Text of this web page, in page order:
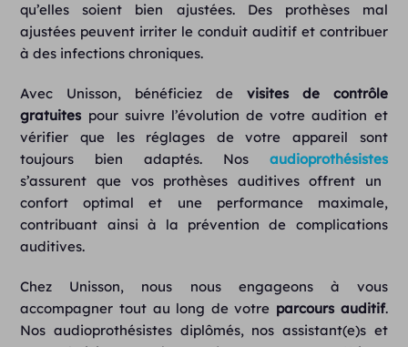
qu’elles soient bien ajustées. Des prothèses mal
ajustées peuvent irriter le conduit auditif et contribuer
à des infections chroniques.
Avec Unisson, bénéficiez de visites de contrôle
gratuites pour suivre l’évolution de votre audition et
vérifier que les réglages de votre appareil sont
toujours bien adaptés. Nos
audioprothésistes
s’assurent que vos prothèses auditives offrent un
confort optimal et une performance maximale,
contribuant ainsi à la prévention de complications
auditives.
Chez Unisson, nous nous engageons à vous
accompagner tout au long de votre parcours auditif.
Nos audioprothésistes diplômés, nos assistant(e)s et